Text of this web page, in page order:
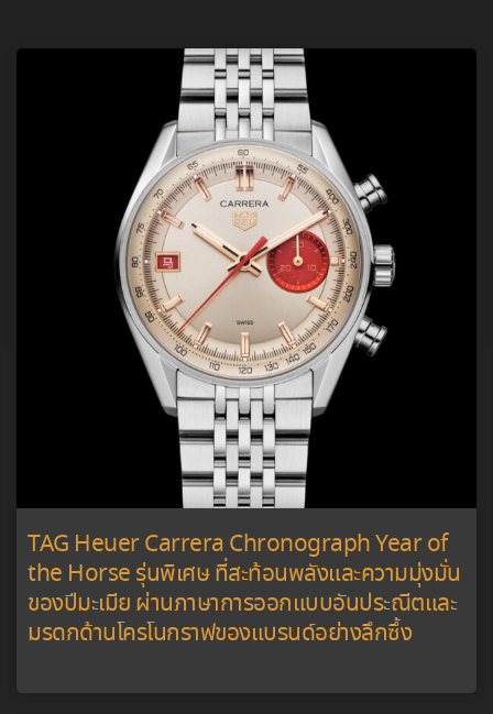
TAG Heuer Carrera Chronograph Year of
the Horse รุ่นพิเศษ ที่สะท้อนพลังและความมุ่งมั่น
ของปีมะเมีย ผ่านภาษาการออกแบบอันประณีตและ
มรดกด้านโครโนกราฟของแบรนด์อย่างลึกซึ้ง